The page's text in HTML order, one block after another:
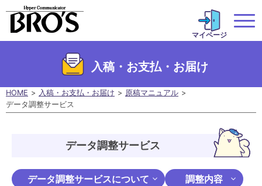
マイページ
入稿・お支払・お届け
HOME 入稿・お支払・お届け
原稿マニュアル
データ調整サービス
データ調整サービス
データ調整サービスについて
調整内容